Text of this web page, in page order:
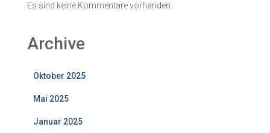
Es sind keine Kommentare vorhanden.
Archive
Oktober 2025
Mai 2025
Januar 2025